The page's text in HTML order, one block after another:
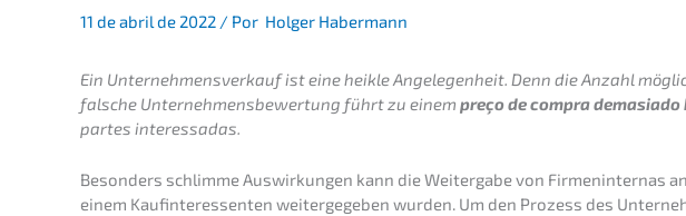
11 de abril de 2022 / Por Holger Habermann
Ein Unter­nehmens­verkauf ist eine heikle Angele­gen­heit. Denn die Anzahl
falsche Unter­neh­mens­be­wer­tung führt zu einem preço de compra demasia­do
partes interessadas.
Beson­ders schlim­me Auswir­kun­gen kann die Weiter­ga­be von Firmen­in­ternas
einem Kaufin­ter­es­sen­ten weiter­ge­ge­ben wurden. Um den Prozess des